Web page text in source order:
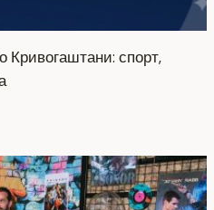
Кривогаштани: спорт,